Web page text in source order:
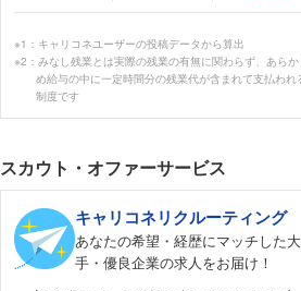
※1：キャリコネユーザーの投稿データから算出
※2：みなし残業とは実際の残業の有無に関わらず、あらか
め給与の中に一定時間分の残業代が含まれて支払われ
制度です
スカウト・オファーサービス
キャリコネリクルーティング
あなたの希望・経歴にマッチした大
手・優良企業の求人をお届け！